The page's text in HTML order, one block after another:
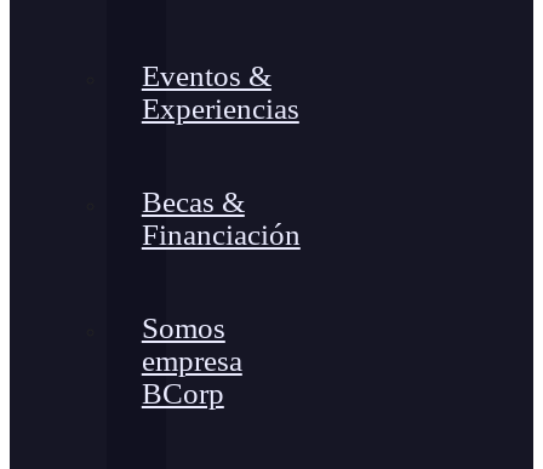
Eventos &
Experiencias
Becas &
Financiación
Somos
empresa
BCorp